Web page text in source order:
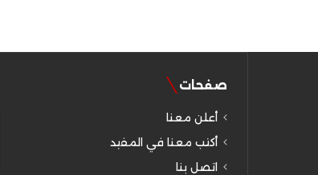
صفحات
أعلن معنا
أكتب معنا في المفيد
اتصل بنا